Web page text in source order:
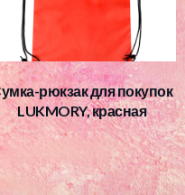
рюкзак для покупок
LUKMORY, красная